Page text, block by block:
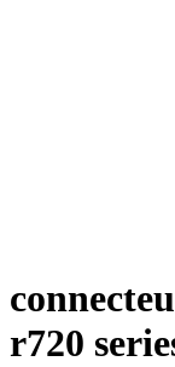
r720